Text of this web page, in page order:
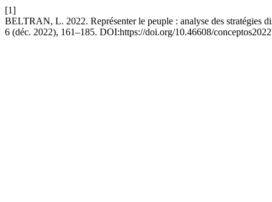
[1]
BELTRAN, L. 2022. Représenter le peuple : analyse des stratégies
6 (déc. 2022), 161–185. DOI:https://doi.org/10.46608/